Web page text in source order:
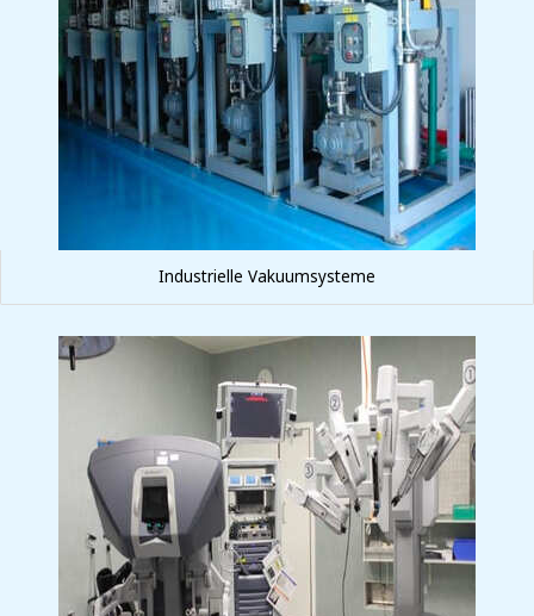
Industrielle Vakuumsysteme